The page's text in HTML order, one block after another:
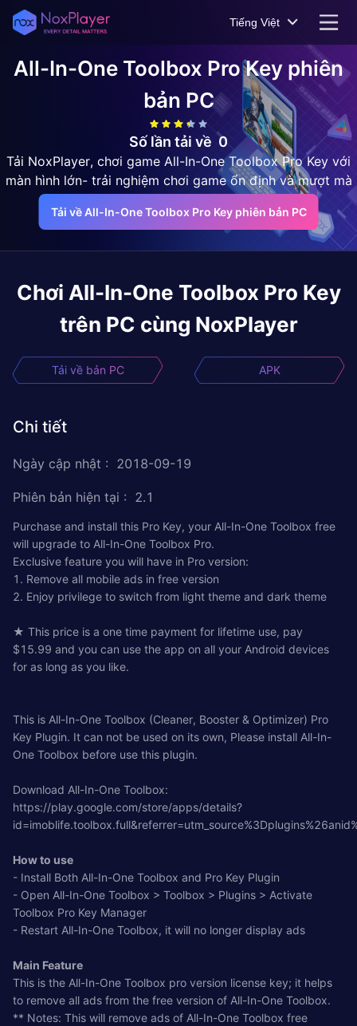
Tiếng Việt
All-In-One Toolbox Pro Key phiên
bản PC
Số lần tải về 0
Tải NoxPlayer, chơi game All-In-One Toolbox Pro Key với
màn hình lớn- trải nghiệm chơi game ổn định và mượt mà
Tải về All-In-One Toolbox Pro Key phiên bản PC
Chơi All-In-One Toolbox Pro Key
trên PC cùng NoxPlayer
Tải về bản PC APK
Chi tiết
Ngày cập nhật : 2018-09-19
Phiên bản hiện tại : 2.1
Purchase and install this Pro Key, your All-In-One Toolbox free
will upgrade to All-In-One Toolbox Pro.
Exclusive feature you will have in Pro version:
1. Remove all mobile ads in free version
2. Enjoy privilege to switch from light theme and dark theme
★ This price is a one time payment for lifetime use, pay
$15.99 and you can use the app on all your Android devices
for as long as you like.
This is All-In-One Toolbox (Cleaner, Booster & Optimizer) Pro
Key Plugin. It can not be used on its own, Please install All-In-
One Toolbox before use this plugin.
Download All-In-One Toolbox:
https://play.google.com/store/apps/details?
How to use
- Install Both All-In-One Toolbox and Pro Key Plugin
- Open All-In-One Toolbox > Toolbox > Plugins > Activate
Toolbox Pro Key Manager
- Restart All-In-One Toolbox, it will no longer display ads
Main Feature
This is the All-In-One Toolbox pro version license key; it helps
to remove all ads from the free version of All-In-One Toolbox.
** Notes: This will remove ads of All-In-One Toolbox free